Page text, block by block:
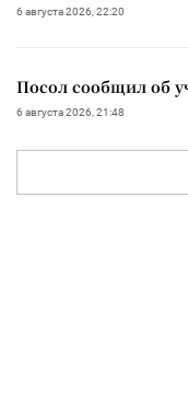
6 августа 2026, 22:20
Посол сообщил об
6 августа 2026, 21:48